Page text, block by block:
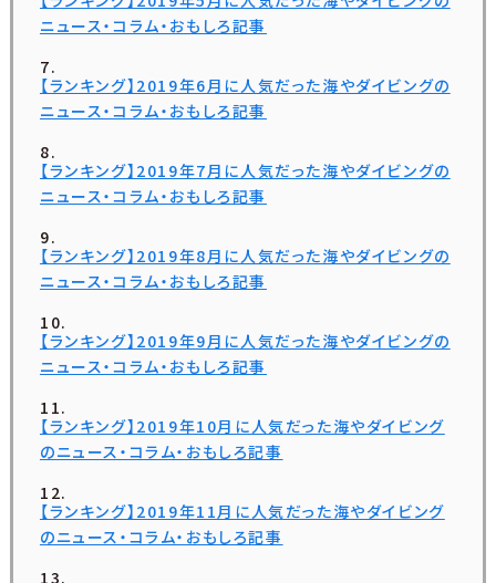
ニュース・コラム・おもしろ記事
【ランキング】2019年6月に人気だった海やダイビングの
ニュース・コラム・おもしろ記事
【ランキング】2019年7月に人気だった海やダイビングの
ニュース・コラム・おもしろ記事
【ランキング】2019年8月に人気だった海やダイビングの
ニュース・コラム・おもしろ記事
【ランキング】2019年9月に人気だった海やダイビングの
ニュース・コラム・おもしろ記事
【ランキング】2019年10月に人気だった海やダイビング
のニュース・コラム・おもしろ記事
【ランキング】2019年11月に人気だった海やダイビング
のニュース・コラム・おもしろ記事